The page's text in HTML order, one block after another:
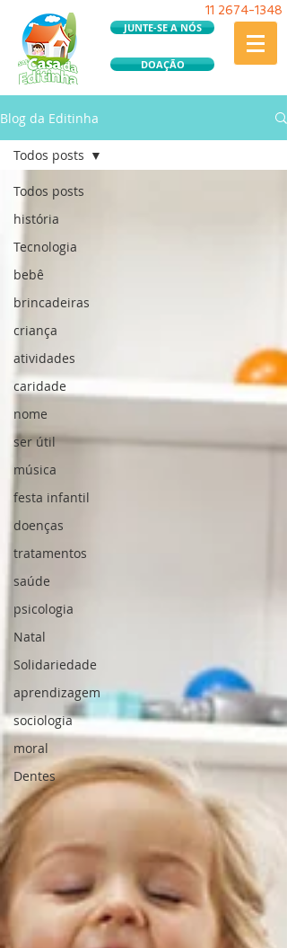
11 2674-1348
JUNTE-SE A NÓS
DOAÇÃO
Blog da Editinha
Todos posts
história
Tecnologia
bebê
brincadeiras
criança
atividades
caridade
nome
ser útil
música
festa infantil
doenças
tratamentos
saúde
psicologia
Natal
Solidariedade
aprendizagem
sociologia
moral
Dentes
Todos posts